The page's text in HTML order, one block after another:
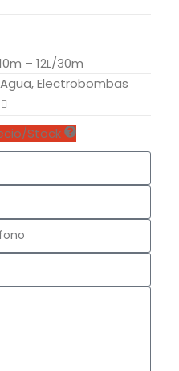
– 12L/30m
,Electrobombas
Stock